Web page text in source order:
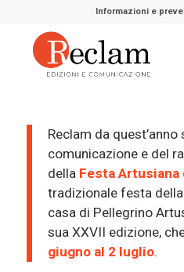
Informazioni e
Reclam da
comunicazione e del
della Festa
tradizionale festa
casa di Pellegrino
sua XXVII edizione,
giugno al 2 luglio.